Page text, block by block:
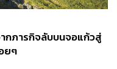
กภารกิจลับบนจอแก้วสู่
ยๆ